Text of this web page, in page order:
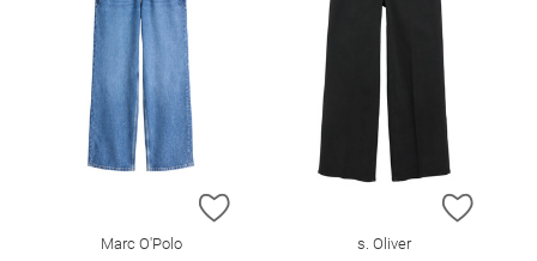
ZUR WUNSCHLISTE HINZUFÜGEN
Marc O'Polo
ZUR
s. Oliver